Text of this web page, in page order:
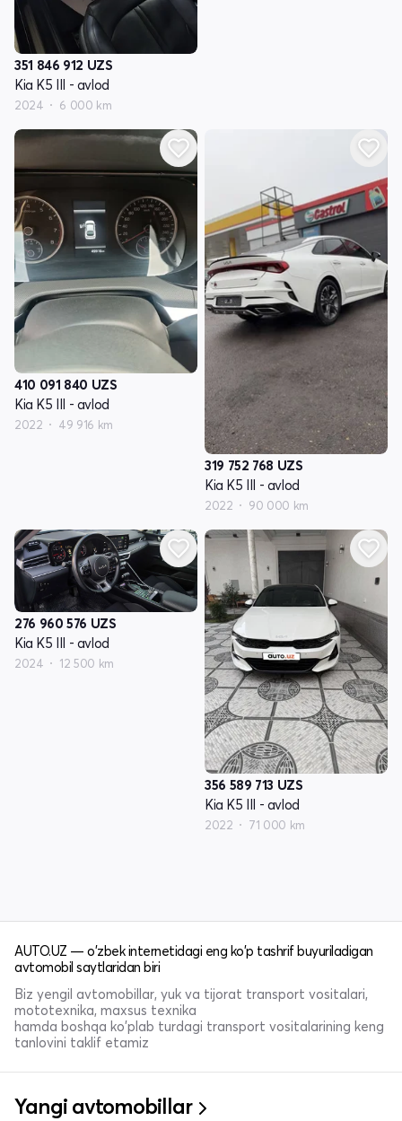
351 846 912 UZS
Kia K5 III - avlod
2024 6 000 km
410 091 840 UZS
Kia K5 III - avlod
2022 49 916 km
319 752 768 UZS
Kia K5 III - avlod
2022 90 000 km
276 960 576 UZS
Kia K5 III - avlod
2024 12 500 km
356 589 713 UZS
Kia K5 III - avlod
2022 71 000 km
AUTO.UZ — o'zbek internetidagi eng ko'p tashrif buyuriladigan
avtomobil saytlaridan biri
Biz yengil avtomobillar, yuk va tijorat transport vositalari,
mototexnika, maxsus texnika
hamda boshqa ko'plab turdagi transport vositalarining keng
tanlovini taklif etamiz
Yangi avtomobillar